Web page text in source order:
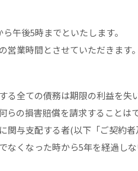
午後5時までといたします。
業時間とさせていただきます。
全ての債務は期限の利益を失
の損害賠償を請求することは
与支配する者(以下「ご契約
くなった時から5年を経過しな